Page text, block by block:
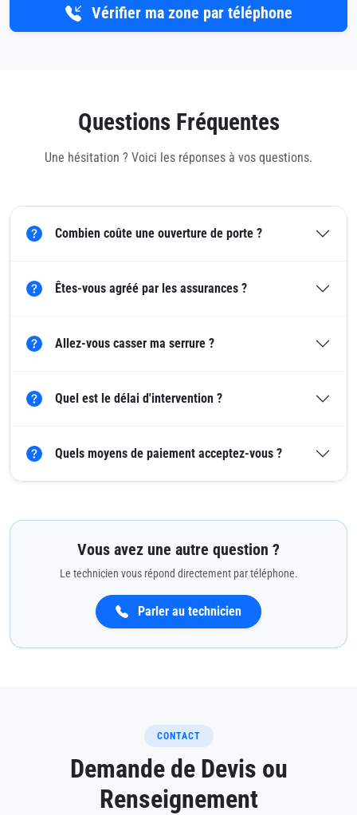
Vérifier ma zone par téléphone
Questions Fréquentes
Une hésitation ? Voici les réponses à vos questions.
Combien coûte une ouverture de porte ?
Êtes-vous agréé par les assurances ?
Allez-vous casser ma serrure ?
Quel est le délai d'intervention ?
Quels moyens de paiement acceptez-vous ?
Vous avez une autre question ?
Le technicien vous répond directement par téléphone.
Parler au technicien
CONTACT
Demande de Devis ou
Renseignement